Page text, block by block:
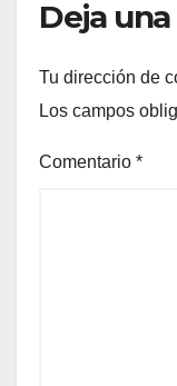
Deja
Tu dirección de
Los campos
Comentario *